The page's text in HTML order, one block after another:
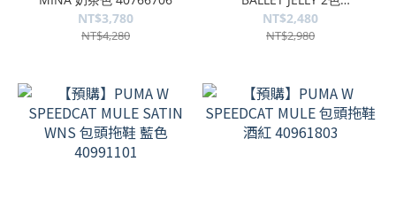
NT$3,780
NT$4,280
40946903
NT$2,480
NT$2,980